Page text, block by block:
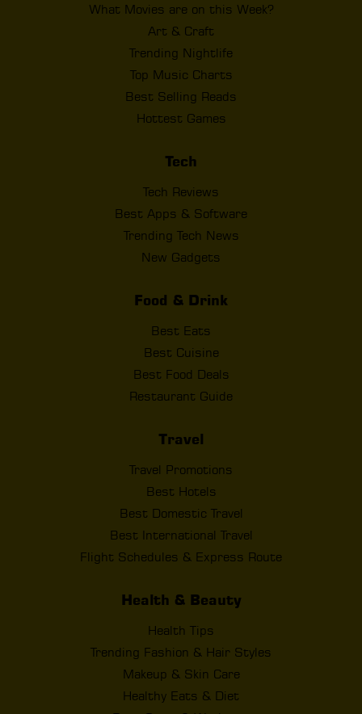
What Movies are on this Week?
Art & Craft
Trending Nightlife
Top Music Charts
Best Selling Reads
Hottest Games
Tech
Tech Reviews
Best Apps & Software
Trending Tech News
New Gadgets
Food & Drink
Best Eats
Best Cuisine
Best Food Deals
Restaurant Guide
Travel
Travel Promotions
Best Hotels
Best Domestic Travel
Best International Travel
Flight Schedules & Express Route
Health & Beauty
Health Tips
Trending Fashion & Hair Styles
Makeup & Skin Care
Healthy Eats & Diet